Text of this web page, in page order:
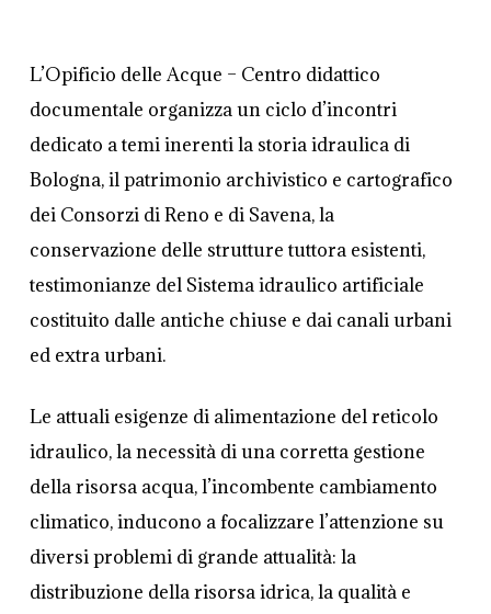
L’Opificio delle Acque – Centro didattico
documentale organizza un ciclo d’incontri
dedicato a temi inerenti la storia idraulica di
Bologna, il patrimonio archivistico e cartografico
dei Consorzi di Reno e di Savena, la
conservazione delle strutture tuttora esistenti,
testimonianze del Sistema idraulico artificiale
costituito dalle antiche chiuse e dai canali urbani
ed extra urbani.
Le attuali esigenze di alimentazione del reticolo
idraulico, la necessità di una corretta gestione
della risorsa acqua, l’incombente cambiamento
climatico, inducono a focalizzare l’attenzione su
diversi problemi di grande attualità: la
distribuzione della risorsa idrica, la qualità e